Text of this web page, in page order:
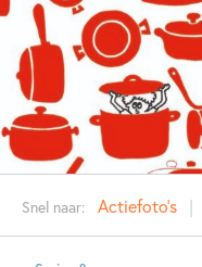
Snel naar: Actiefoto's